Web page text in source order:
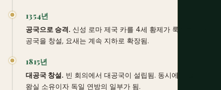
1354년
공국으로 승격. 신성 로마 제국 카를 4세 황제가 룩셈부르크
공국을 창설, 요새는 계속 지하로 확장됨.
1815년
대공국 창설. 빈 회의에서 대공국이 설립됨. 동시에 네덜란드
왕실 소유이자 독일 연방의 일부가 됨.